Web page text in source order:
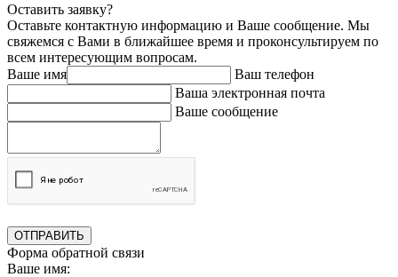
Оставить заявку?
Оставьте контактную информацию и Ваше сообщение. Мы
свяжемся с Вами в ближайшее время и проконсультируем по
всем интересующим вопросам.
Ваше имя
Ваш телефон
Ваша электронная почта
Ваше сообщение
Форма обратной связи
Ваше имя: